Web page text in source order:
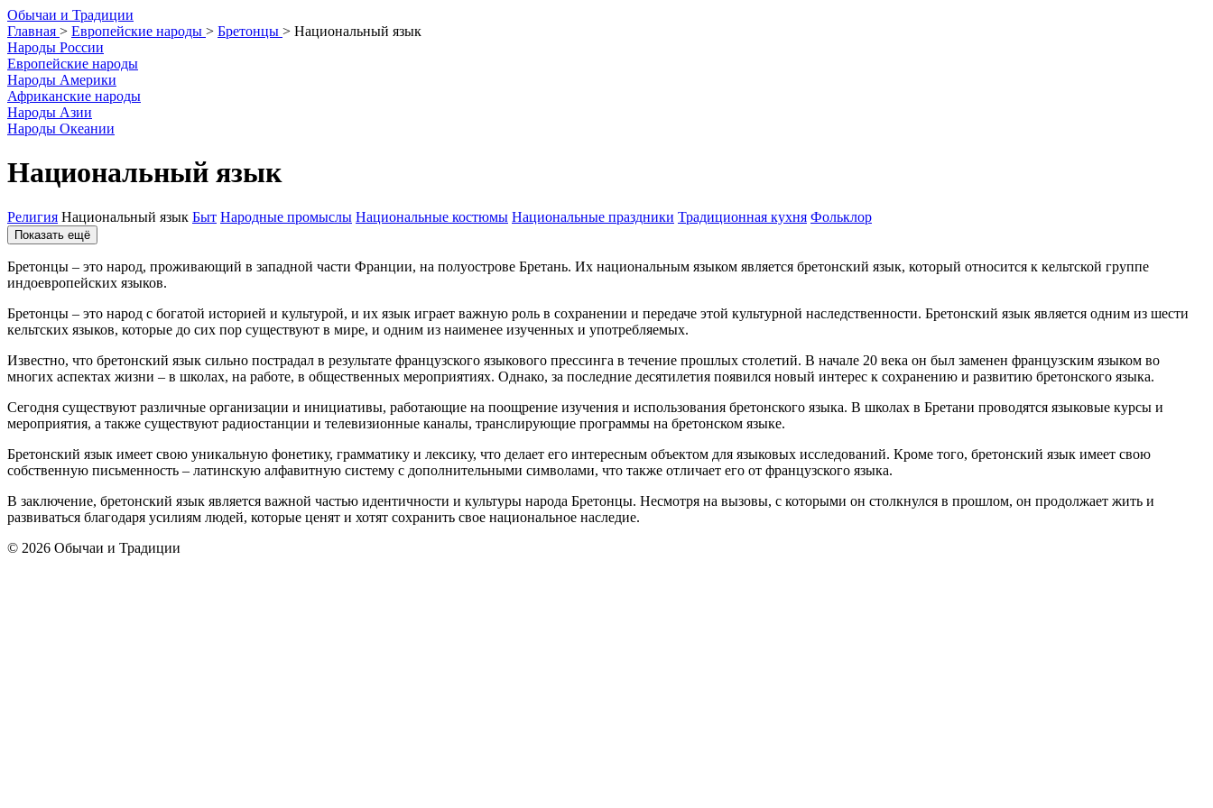
Обычаи и Традиции
Главная > Европейские народы > Бретонцы > Национальный язык
Народы России
Европейские народы
Народы Америки
Африканские народы
Народы Азии
Народы Океании
Национальный язык
Религия Национальный язык Быт Народные промыслы Национальные костюмы Национальные праздники Традиционная кухня Фольклор
Показать ещё
Бретонцы – это народ, проживающий в западной части Франции, на полуострове Бретань. Их национальным языком является бретонский язык, который относится к кельтской группе
индоевропейских языков.
Бретонцы – это народ с богатой историей и культурой, и их язык играет важную роль в сохранении и передаче этой культурной наследственности. Бретонский язык является одним из шести
кельтских языков, которые до сих пор существуют в мире, и одним из наименее изученных и употребляемых.
Известно, что бретонский язык сильно пострадал в результате французского языкового прессинга в течение прошлых столетий. В начале 20 века он был заменен французским языком во
многих аспектах жизни – в школах, на работе, в общественных мероприятиях. Однако, за последние десятилетия появился новый интерес к сохранению и развитию бретонского языка.
Сегодня существуют различные организации и инициативы, работающие на поощрение изучения и использования бретонского языка. В школах в Бретани проводятся языковые курсы и
мероприятия, а также существуют радиостанции и телевизионные каналы, транслирующие программы на бретонском языке.
Бретонский язык имеет свою уникальную фонетику, грамматику и лексику, что делает его интересным объектом для языковых исследований. Кроме того, бретонский язык имеет свою
собственную письменность – латинскую алфавитную систему с дополнительными символами, что также отличает его от французского языка.
В заключение, бретонский язык является важной частью идентичности и культуры народа Бретонцы. Несмотря на вызовы, с которыми он столкнулся в прошлом, он продолжает жить и
развиваться благодаря усилиям людей, которые ценят и хотят сохранить свое национальное наследие.
© 2026 Обычаи и Традиции